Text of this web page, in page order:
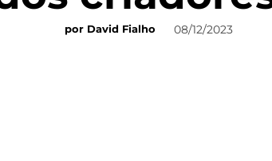
por David Fialho 08/12/2023